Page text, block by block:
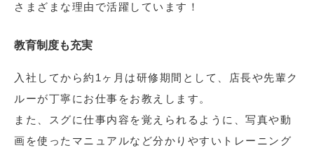
さまざまな理由で活躍しています！
教育制度も充実
入社してから約1ヶ月は研修期間として、店長や先輩ク
ルーが丁寧にお仕事をお教えします。
また、スグに仕事内容を覚えられるように、写真や動
画を使ったマニュアルなど分かりやすいトレーニング